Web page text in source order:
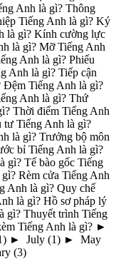
Anh là gì? Thông
Tiếng Anh là gì? Ký
là gì? Kính cường lực
là gì? Mỡ Tiếng Anh
Anh là gì? Phiếu
Anh là gì? Tiếp cận
Đệm Tiếng Anh là gì?
Anh là gì? Thứ
Thời điểm Tiếng Anh
tư Tiếng Anh là gì?
là gì? Trưởng bộ môn
bỉ Tiếng Anh là gì?
gì? Tế bào gốc Tiếng
Rèm cửa Tiếng Anh
Anh là gì? Quy chế
là gì? Hồ sơ pháp lý
gì? Thuyết trình Tiếng
Tiếng Anh là gì? ►
► July (1) ► May
(3)